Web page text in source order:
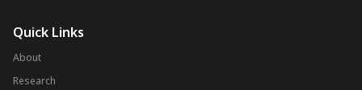
Quick Links
About
Research